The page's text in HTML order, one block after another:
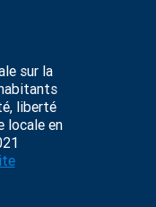
sur la
liberté
locale en